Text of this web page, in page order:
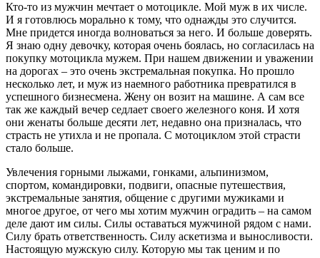
Кто-то из мужчин мечтает о мотоцикле. Мой муж в их числе.
И я готовлюсь морально к тому, что однажды это случится.
Мне придется иногда волноваться за него. И больше доверять.
Я знаю одну девочку, которая очень боялась, но согласилась на
покупку мотоцикла мужем. При нашем движении и уважении
на дорогах – это очень экстремальная покупка. Но прошло
несколько лет, и муж из наемного работника превратился в
успешного бизнесмена. Жену он возит на машине. А сам все
так же каждый вечер седлает своего железного коня. И хотя
они женаты больше десяти лет, недавно она призналась, что
страсть не утихла и не пропала. С мотоциклом этой страсти
стало больше.
Увлечения горными лыжами, гонками, альпинизмом,
спортом, командировки, подвиги, опасные путешествия,
экстремальные занятия, общение с другими мужиками и
многое другое, от чего мы хотим мужчин оградить – на самом
деле дают им силы. Силы оставаться мужчиной рядом с нами.
Силу брать ответственность. Силу аскетизма и выносливости.
Настоящую мужскую силу. Которую мы так ценим и по